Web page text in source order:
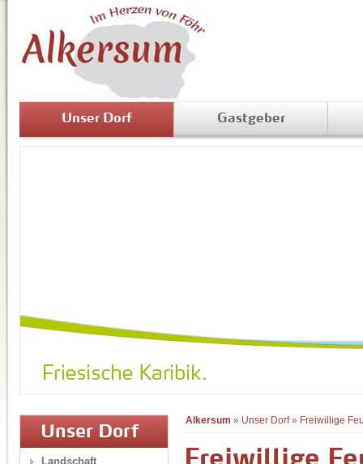
Unser Dorf Gastgeber
Alkersum » Unser Dorf» Freiwillige
Unser Dorf
Landschaft